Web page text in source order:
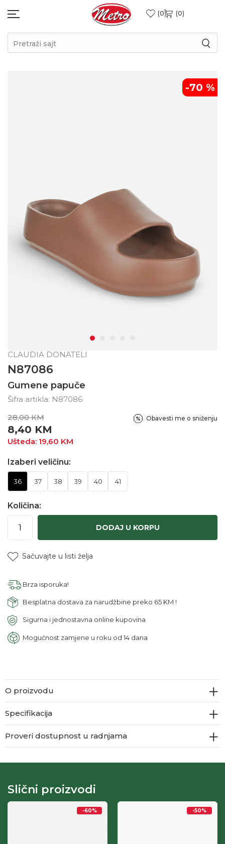
0 0
Pretraži sajt
-70 %
CLAUDIA DONATELI
N87086
Gumene papuče
Šifra artikla: N87086
28,00 KM
8,40 KM
Ušteda: 19,60 KM
Obavesti me o sniženju
Izaberi veličinu:
36 37 38 39 40 41
Količina:
DODAJ U KORPU
Sačuvajte u listi želja
Brza isporuka!
Besplatna dostava za narudžbine preko 65 KM !
Sigurna i jednostavna online kupovina
Mogućnost zamjene u roku od 14 dana
O proizvodu
Specifikacija
Proveri dostupnost u radnjama
Slični proizvodi
-60% -50%